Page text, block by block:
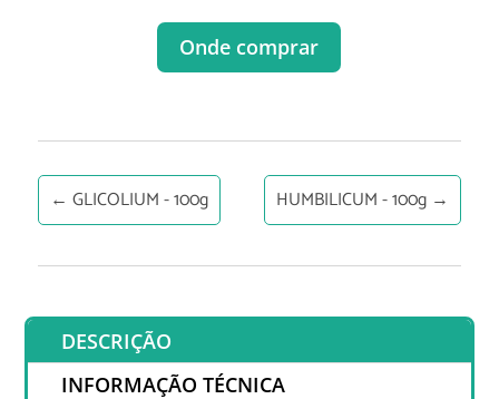
Onde comprar
← GLICOLIUM - 100g HUMBILICUM - 100g →
DESCRIÇÃO
INFORMAÇÃO TÉCNICA